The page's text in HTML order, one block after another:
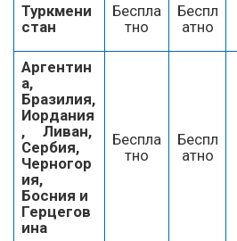
Туркмени
стан
Беспла
тно
Беспл
атно
Аргентин
а,
Бразилия,
Иордания
, Ливан,
Сербия,
Черногор
ия,
Босния и
Герцегов
ина
Беспла
тно
Беспл
атно